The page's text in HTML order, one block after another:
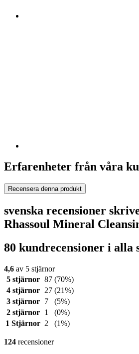
Erfarenheter från våra
Recensera denna produkt
svenska recensioner
Rhassoul Mineral
80 kundrecensioner i alla
4,6 av 5 stjärnor
5 stjärnor 87 (70%)
4 stjärnor
27 (21%)
3 stjärnor
7
(5%)
2 stjärnor
1
(0%)
1 Stjärnor 2 (1%)
124 recensioner